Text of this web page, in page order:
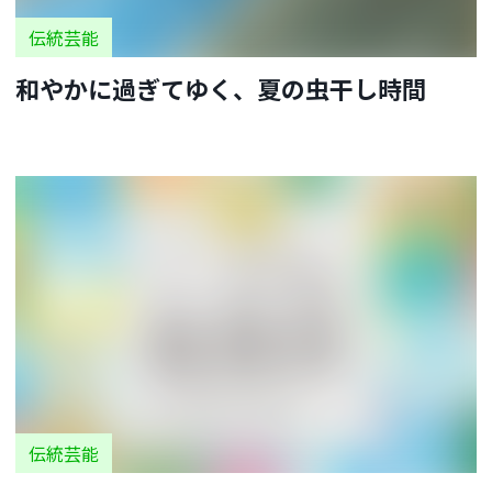
伝統芸能
和やかに過ぎてゆく、夏の虫干し時間
伝統芸能